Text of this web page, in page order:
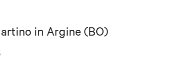
in Argine (BO)